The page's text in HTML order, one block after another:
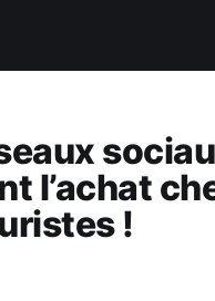
l’achat
!